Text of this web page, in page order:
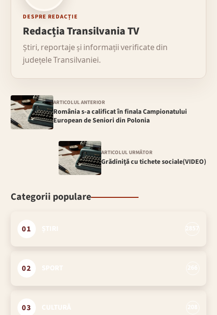
DESPRE REDACȚIE
Redacția Transilvania TV
Știri, reportaje și informații verificate din
județele Transilvaniei.
ARTICOLUL ANTERIOR
România s-a calificat în finala Campionatului
European de Seniori din Polonia
ARTICOLUL URMĂTOR
Grădiniţă cu tichete sociale(VIDEO)
Categorii populare
01
02
03